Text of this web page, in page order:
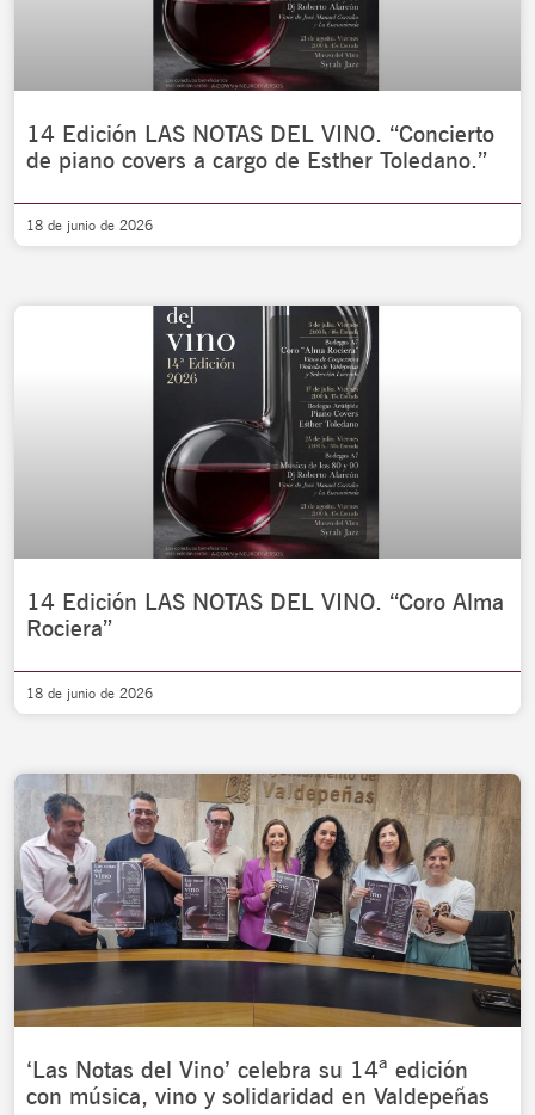
14 Edición LAS NOTAS DEL VINO. “Concierto
de piano covers a cargo de Esther Toledano.”
18 de junio de 2026
14 Edición LAS NOTAS DEL VINO. “Coro Alma
Rociera”
18 de junio de 2026
‘Las Notas del Vino’ celebra su 14ª edición
con música, vino y solidaridad en Valdepeñas